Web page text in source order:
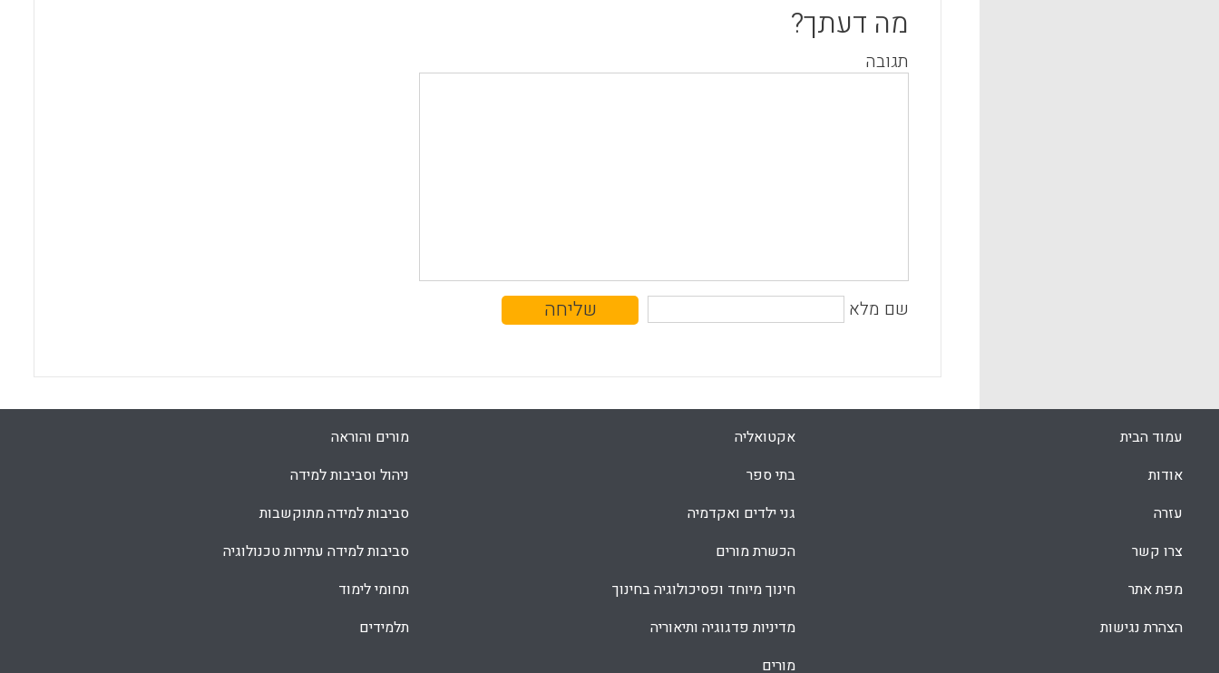
מה דעתך?
תגובה
שם מלא
עמוד הבית
אודות
עזרה
צרו קשר
מפת אתר
הצהרת נגישות
אקטואליה
בתי ספר
גני ילדים ואקדמיה
הכשרת מורים
חינוך מיוחד ופסיכולוגיה בחינוך
מדיניות פדגוגיה ותיאוריה
מורים
מורים והוראה
ניהול וסביבות למידה
סביבות למידה מתוקשבות
סביבות למידה עתירות טכנולוגיה
תחומי לימוד
תלמידים